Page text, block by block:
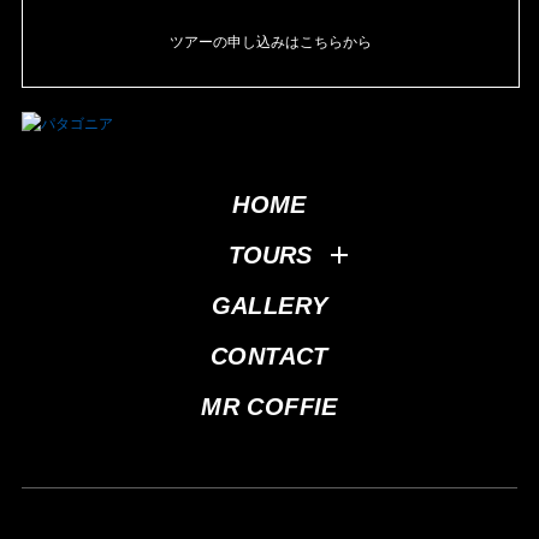
ツアーの申し込みはこちらから
HOME
TOURS
GALLERY
CONTACT
MR COFFIE